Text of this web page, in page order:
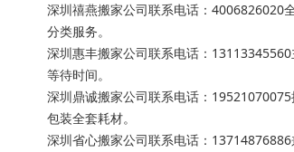
深圳禧燕搬家公司联系电话：4006826020‌
分类服务。
深圳惠丰搬家公司联系电话：
等待时间。
深圳鼎诚搬家公司联系电话：
包装全套耗材。
深圳省心搬家公司联系电话：